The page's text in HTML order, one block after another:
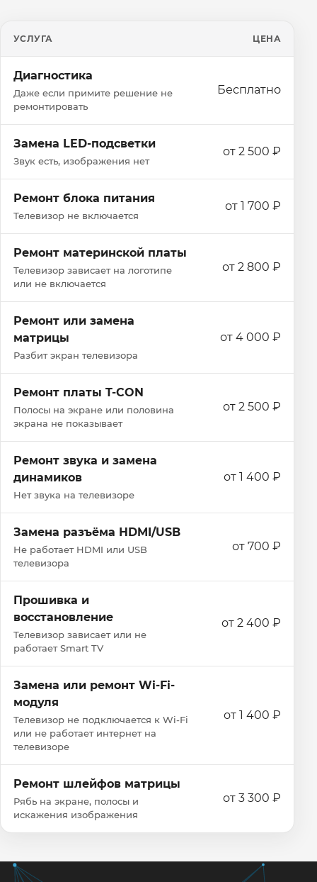
УСЛУГА ЦЕНА
Диагностика
Даже если примите решение не
ремонтировать
Бесплатно
Замена LED-подсветки
Звук есть, изображения нет
от 2 500 ₽
Ремонт блока питания
Телевизор не включается
от 1 700 ₽
Ремонт материнской платы
Телевизор зависает на логотипе
или не включается
от 2 800 ₽
Ремонт или замена
матрицы
Разбит экран телевизора
от 4 000 ₽
Ремонт платы T-CON
Полосы на экране или половина
экрана не показывает
от 2 500 ₽
Ремонт звука и замена
динамиков
Нет звука на телевизоре
от 1 400 ₽
Замена разъёма HDMI/USB
Не работает HDMI или USB
телевизора
от 700 ₽
Прошивка и
восстановление
Телевизор зависает или не
работает Smart TV
от 2 400 ₽
Замена или ремонт Wi‑Fi-
модуля
Телевизор не подключается к Wi‑Fi
или не работает интернет на
телевизоре
от 1 400 ₽
Ремонт шлейфов матрицы
Рябь на экране, полосы и
искажения изображения
от 3 300 ₽